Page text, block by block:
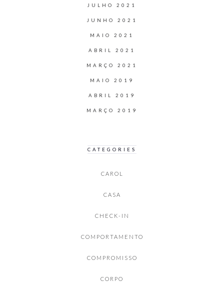
JULHO 2021
JUNHO 2021
MAIO 2021
ABRIL 2021
MARÇO 2021
MAIO 2019
ABRIL 2019
MARÇO 2019
CATEGORIES
CAROL
CASA
CHECK-IN
COMPORTAMENTO
COMPROMISSO
CORPO